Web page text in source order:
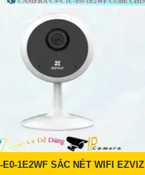
E0-1E2WF SẮC NÉT WIFI EZVIZ